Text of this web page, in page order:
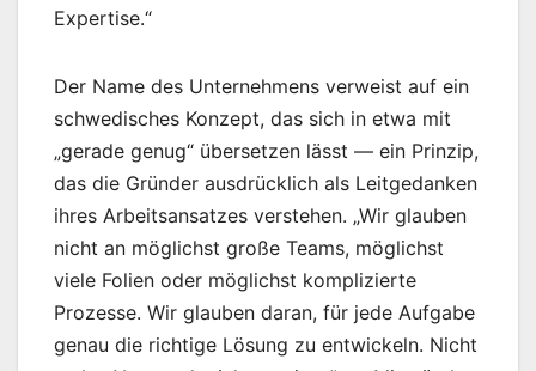
Expertise.“
Der Name des Unternehmens verweist auf ein
schwedisches Konzept, das sich in etwa mit
„gerade genug“ übersetzen lässt — ein Prinzip,
das die Gründer ausdrücklich als Leitgedanken
ihres Arbeitsansatzes verstehen. „Wir glauben
nicht an möglichst große Teams, möglichst
viele Folien oder möglichst komplizierte
Prozesse. Wir glauben daran, für jede Aufgabe
genau die richtige Lösung zu entwickeln. Nicht